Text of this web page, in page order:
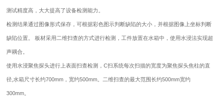
测试精度高，大大提高了设备检测能力。
检测结果通过图像形式保存，可根据彩色图示判断缺陷的大小，并根据图像上坐标判断
缺陷位置。 板材采用二维扫查的方式进行检测，工件放置在水箱中，使用水浸法实现超
声耦合。
使用水浸聚焦探头进行上表面扫查检测，C扫系统每次扫描的宽度为聚焦探头焦柱的直
径,水箱尺寸长约700mm，宽约500mm。二维扫查的最大范围长约500mm宽约
300mm。